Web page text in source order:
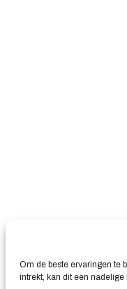
Om de beste ervaringen te
intrekt, kan dit een